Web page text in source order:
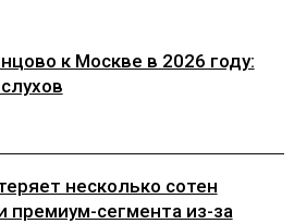
к Москве в 2026 году:
несколько сотен
премиум-сегмента из-за